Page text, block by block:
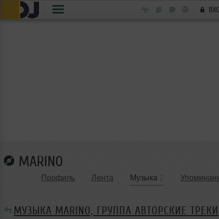
MARINO
Профиль Лента Музыка
МУЗЫКА MARINO, ГРУППА АВТОРСКИЕ ТРЕКИ